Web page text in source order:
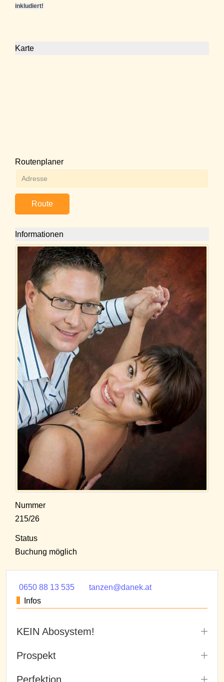
inkludiert!
Karte
Routenplaner
Route
Informationen
Nummer
215/26
Status
Buchung möglich
0650 88 13 535
tanzen@danek.at
Infos
KEIN Abosystem!
Prospekt
Perfektion